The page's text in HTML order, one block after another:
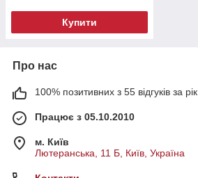
Купити
Про нас
100% позитивних з 55 відгуків за рік
Працює з 05.10.2010
м. Київ
Лютеранська, 11 Б, Київ, Україна